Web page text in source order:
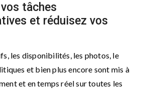
tâches
et réduisez vos
les disponibilités, les photos, le
et bien plus encore sont mis à
et en temps réel sur toutes les